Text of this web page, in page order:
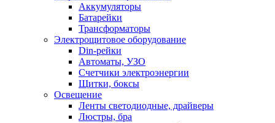
Аккумуляторы
Батарейки
Трансформаторы
Электрощитовое оборудование
Din-рейки
Автоматы, УЗО
Счетчики электроэнергии
Щитки, боксы
Освещение
Ленты светодиодные, драйверы
Люстры, бра